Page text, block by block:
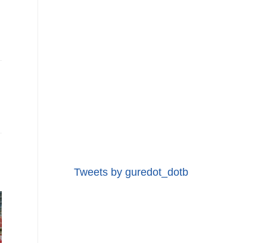
Tweets by guredot_dotb